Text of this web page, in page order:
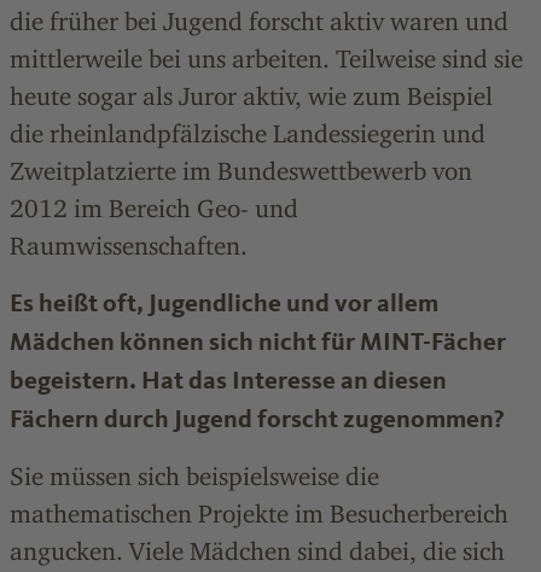
die früher bei Jugend forscht aktiv waren und
mittlerweile bei uns arbeiten. Teilweise sind sie
heute sogar als Juror aktiv, wie zum Beispiel
die rheinlandpfälzische Landessiegerin und
Zweitplatzierte im Bundeswettbewerb von
2012 im Bereich Geo- und
Raumwissenschaften.
Es heißt oft, Jugendliche und vor allem
Mädchen können sich nicht für MINT-Fächer
begeistern. Hat das Interesse an diesen
Fächern durch Jugend forscht zugenommen?
Sie müssen sich beispielsweise die
mathematischen Projekte im Besucherbereich
angucken. Viele Mädchen sind dabei, die sich